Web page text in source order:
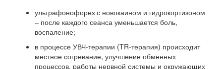
ультрафонофорез с новокаином и гидрокортизоном
– после каждого сеанса уменьшается боль,
воспаление;
в процессе УВЧ-терапии (TR-терапия) происходит
местное согревание, улучшение обменных
процессов, работы нервной системы и окружающих